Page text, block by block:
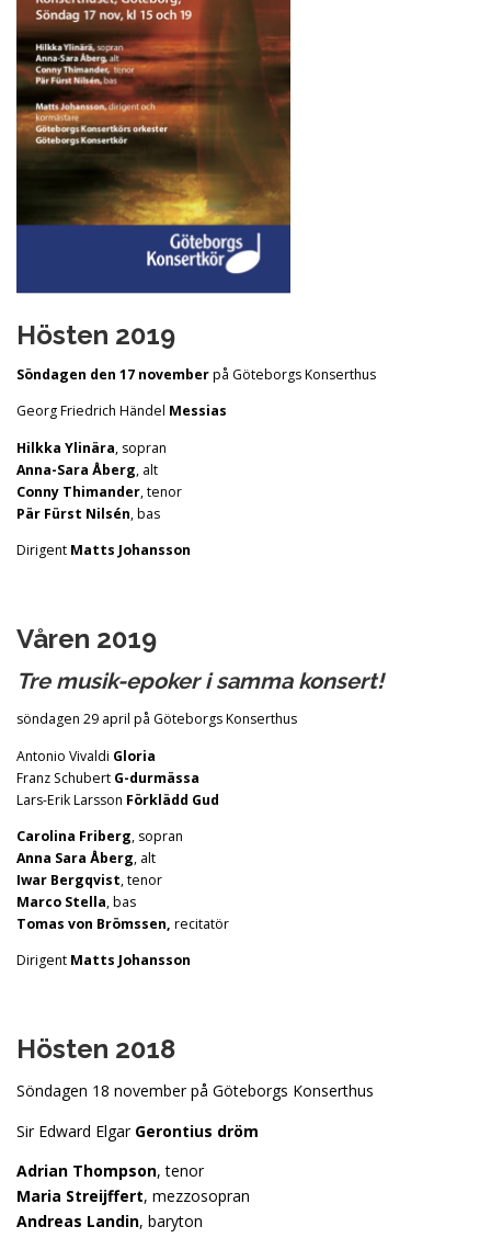
Hösten 2019
Söndagen den 17 novemberpå Göteborgs Konserthus
Georg Friedrich Händel Messias
Hilkka Ylinära, sopran
Anna-Sara Åberg, alt
Conny Thimander, tenor
Pär Fürst Nilsén, bas
Dirigent Matts Johansson
Våren 2019
Tre musik-epoker i samma konsert!
söndagen 29 april på Göteborgs Konserthus
Antonio Vivaldi Gloria
Franz Schubert G-durmässa
Lars-Erik Larsson Förklädd Gud
Carolina Friberg, sopran
Anna Sara Åberg, alt
Iwar Bergqvist, tenor
Marco Stella, bas
Tomas von Brömssen, recitatör
Dirigent Matts Johansson
Hösten 2018
Söndagen 18 november på Göteborgs Konserthus
Sir Edward Elgar Gerontius dröm
Adrian Thompson, tenor
Maria Streijffert, mezzosopran
Andreas Landin, baryton